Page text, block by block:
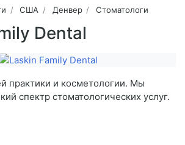
США Денвер Стоматологи
Dental
практики и косметологии. Мы
спектр стоматологических услуг.